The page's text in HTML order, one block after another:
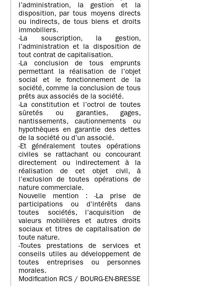
l’administration, la gestion et la
disposition, par tous moyens directs
ou indirects, de tous biens et droits
immobiliers.
-La souscription, la gestion,
l’administration et la disposition de
tout contrat de capitalisation.
-La conclusion de tous emprunts
permettant la réalisation de l’objet
social et le fonctionnement de la
société, comme la conclusion de tous
prêts aux associés de la société.
-La constitution et l’octroi de toutes
sûretés ou garanties, gages,
nantissements, cautionnements ou
hypothèques en garantie des dettes
de la société ou d’un associé.
-Et généralement toutes opérations
civiles se rattachant ou concourant
directement ou indirectement à la
réalisation de cet objet civil, à
l’exclusion de toutes opérations de
nature commerciale.
Nouvelle mention : -La prise de
participations ou d’intérêts dans
toutes sociétés, l’acquisition de
valeurs mobilières et autres droits
sociaux et titres de capitalisation de
toute nature.
-Toutes prestations de services et
conseils utiles au développement de
toutes entreprises ou personnes
morales.
Modification RCS / BOURG-EN-BRESSE